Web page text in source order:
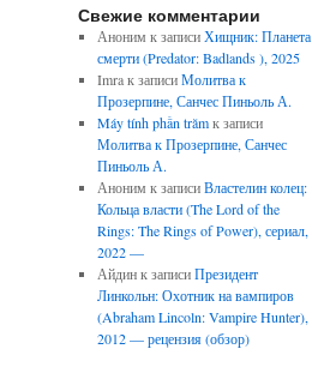
Свежие комментарии
Аноним к записиХищник: Планета
смерти (Predator: Badlands ), 2025
Imraк записиМолитва к
Прозерпине, Санчес Пиньоль А.
Máy tính phần trămк записи
Молитва к Прозерпине, Санчес
Пиньоль А.
Аноним к записиВластелин колец:
Кольца власти (The Lord of the
Rings: The Rings of Power), сериал,
2022 —
Айдинк записиПрезидент
Линкольн: Охотник на вампиров
(Abraham Lincoln: Vampire Hunter),
2012 — рецензия (обзор)